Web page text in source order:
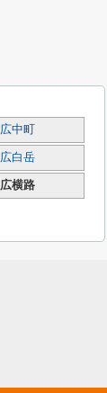
広中町
広白岳
広横路